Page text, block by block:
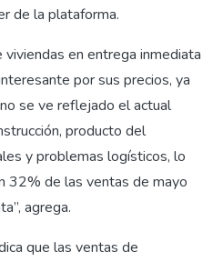
de la plataforma.
en entrega inmediata
por sus precios, ya
se ve reflejado el actual
producto del
y problemas logísticos, lo
32% de las ventas de mayo
agrega.
que las ventas de